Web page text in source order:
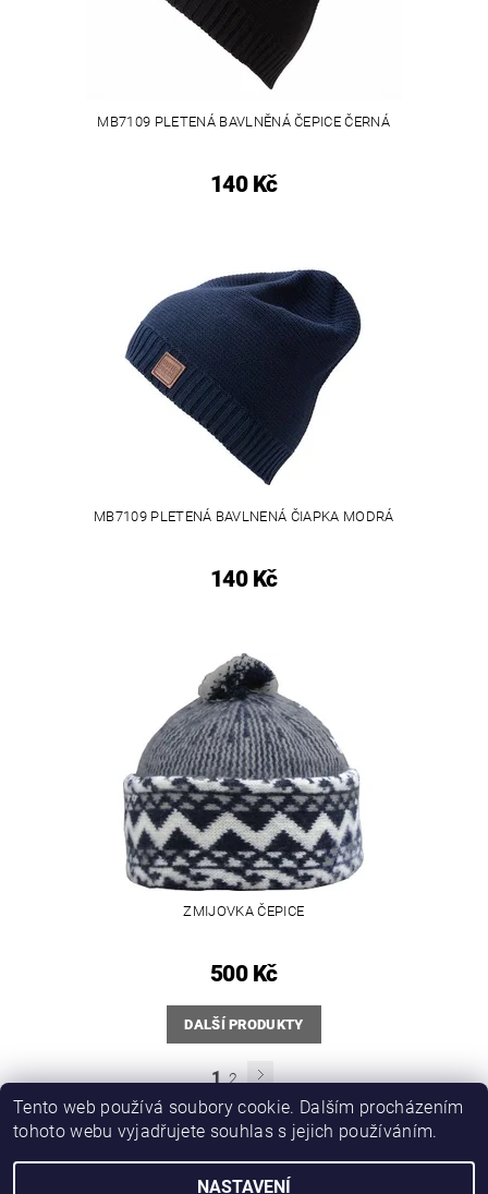
MB7109 PLETENÁ BAVLNĚNÁ ČEPICE ČERNÁ
140 Kč
MB7109 PLETENÁ BAVLNENÁ ČIAPKA MODRÁ
140 Kč
ZMIJOVKA ČEPICE
500 Kč
DALŠÍ PRODUKTY
1 2
Tento web používá soubory cookie. Dalším procházením
tohoto webu vyjadřujete souhlas s jejich používáním.
NASTAVENÍ